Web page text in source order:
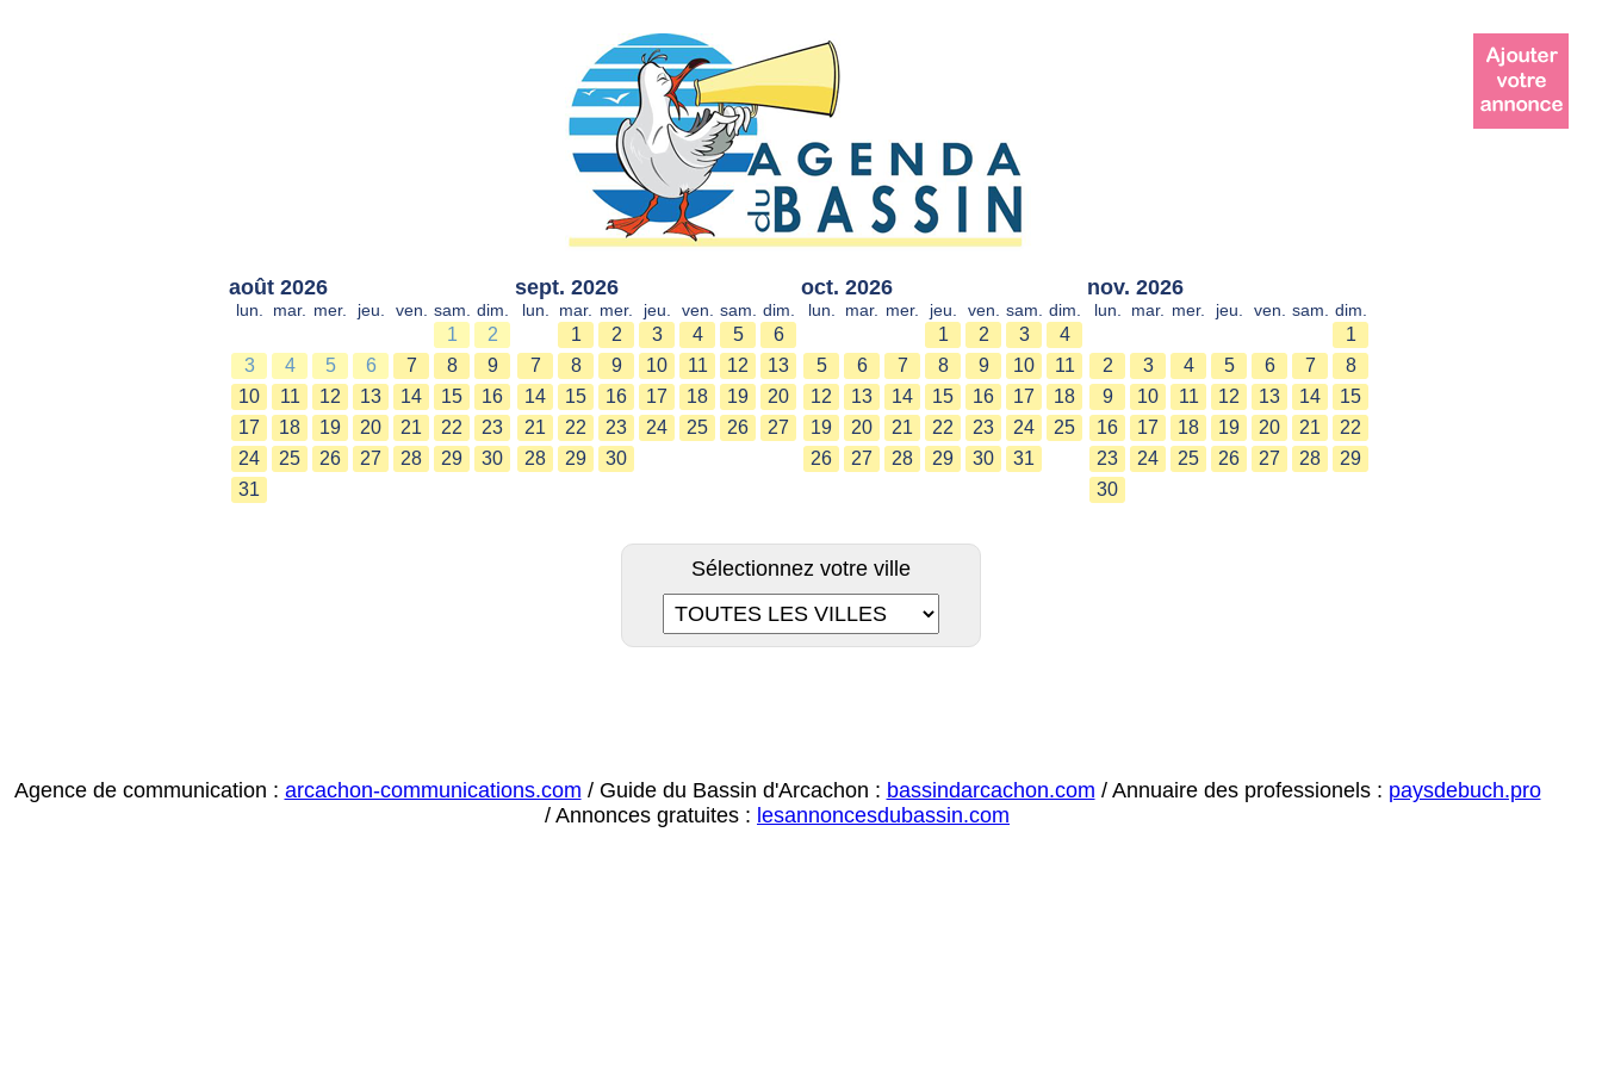
août 2026
lun. mar. mer. jeu. ven. sam. dim.
1
2
3
4 5 6 7 8
9
10
11 12 13 14 15
16
17
18 19 20 21 22
23
24
25 26 27 28 29
30
31
sept. 2026
lun. mar. mer. jeu. ven. sam. dim.
1 2 3 4 5
6
7
8 9 10 11 12
13
14
15 16 17 18 19
20
21
22 23 24 25 26
27
28
29 30
oct. 2026
lun. mar. mer. jeu. ven. sam. dim.
1 2 3
4
5
6 7 8 9 10
11
12
13 14 15 16 17
18
19
20 21 22 23 24
25
26
27 28 29 30 31
nov. 2026
lun. mar. mer. jeu. ven. sam. dim.
1
2
3 4 5 6 7
8
9
10 11 12 13 14
15
16
17 18 19 20 21
22
23
24 25 26 27 28
29
30
Sélectionnez votre ville
Agence de communication : arcachon-communications.com / Guide du Bassin d'Arcachon : bassindarcachon.com / Annuaire des professionels : paysdebuch.pro
/ Annonces gratuites : lesannoncesdubassin.com